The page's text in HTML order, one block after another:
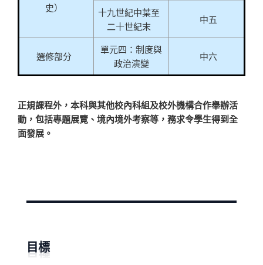
史）
十九世紀中葉至
二十世紀末
中五
選修部分
單元四：制度與
政治演變
中六
正規課程外，本科與其他校內科組及校外機構合作舉辦活
動，包括專題展覽、境內境外考察等，務求令學生得到全
面發展。
目標